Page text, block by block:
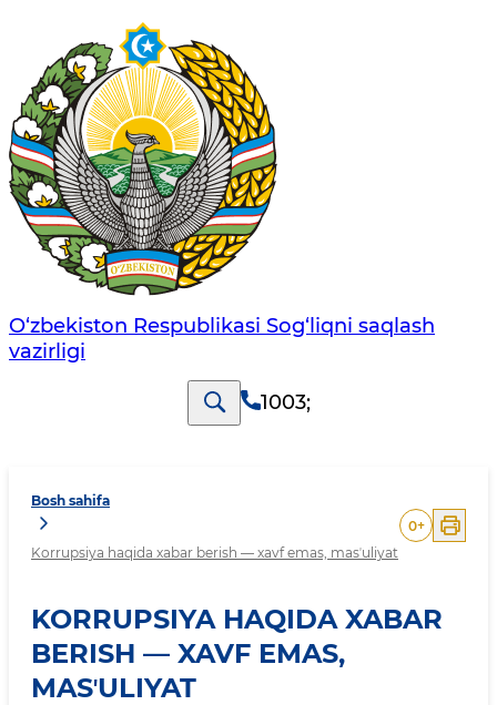
O‘zbеkistоn Rеspublikаsi Sоg‘liqni saqlash
vаzirligi
1003;
Bosh sahifa
Korrupsiya haqida xabar berish — xavf emas, masʼuliyat
0+
KORRUPSIYA HAQIDA XABAR
BERISH — XAVF EMAS,
MASʼULIYAT